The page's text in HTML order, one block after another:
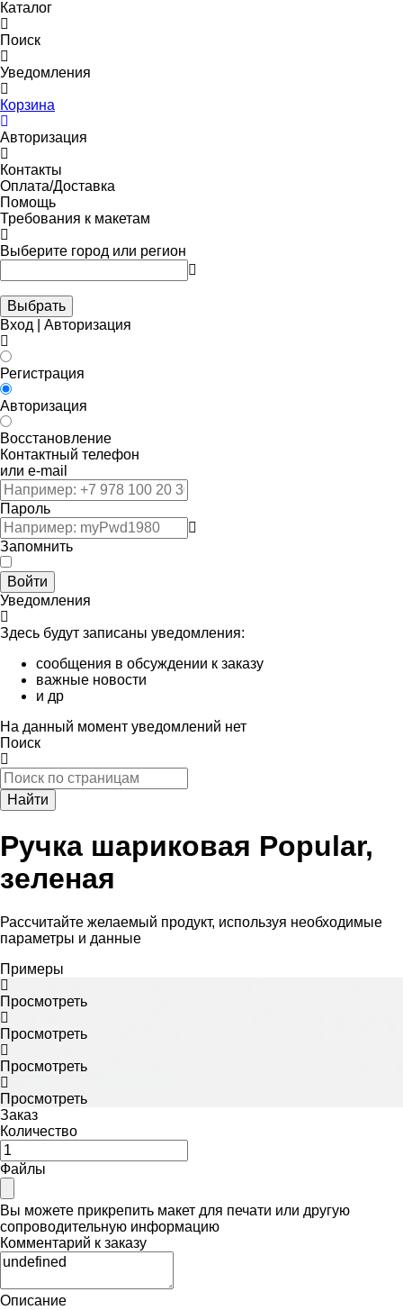
Каталог
Поиск
Уведомления
Корзина
Авторизация
Контакты
Оплата/Доставка
Помощь
Требования к макетам
Выберите город или регион
Выбрать
Вход | Авторизация
Регистрация
Авторизация
Восстановление
Контактный телефон
или e-mail
Пароль
Запомнить
Войти
Уведомления
Здесь будут записаны уведомления:
сообщения в обсуждении к заказу
важные новости
и др
На данный момент уведомлений нет
Поиск
Найти
Ручка шариковая Popular,
зеленая
Рассчитайте желаемый продукт, используя необходимые
параметры и данные
Примеры
Просмотреть
Просмотреть
Просмотреть
Просмотреть
Заказ
Количество
Файлы
Вы можете прикрепить макет для печати или другую
сопроводительную информацию
Комментарий к заказу
Описание